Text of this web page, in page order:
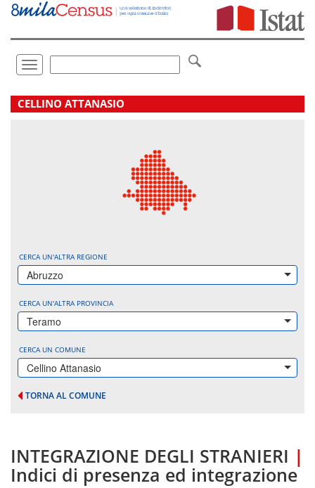
Vai
direttamente
Toggle
navigation
.
CELLINO ATTANASIO
CERCA UN'ALTRA REGIONE
Abruzzo
CERCA UN'ALTRA PROVINCIA
Teramo
CERCA UN COMUNE
Cellino Attanasio
TORNA AL COMUNE
INTEGRAZIONE DEGLI STRANIERI |
Indici di presenza ed integrazione